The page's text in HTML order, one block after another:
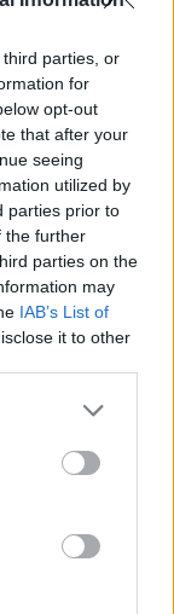
parties, or
for
opt-out
that after your
seeing
utilized by
parties prior to
the further
parties on the
may
IAB’s List of
it to other
ότι